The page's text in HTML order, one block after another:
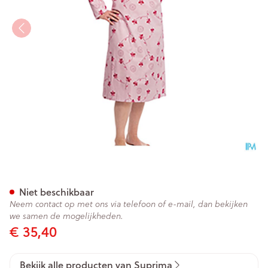
€ 35,40
Niet beschikbaar
Neem contact op met ons via telefoon of e-mail, dan bekijken
we samen de mogelijkheden.
Bekijk alle producten van Suprima